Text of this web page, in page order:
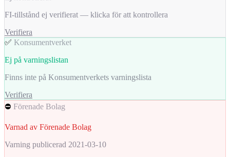
FI-tillstånd ej verifierat — klicka för att kontrollera
Verifiera
✅ Konsumentverket
Ej på varningslistan
Finns inte på Konsumentverkets varningslista
Verifiera
⛔ Förenade Bolag
Varnad av Förenade Bolag
Varning publicerad 2021-03-10